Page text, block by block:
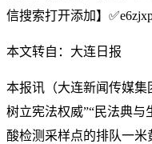
信搜索打开添加】
本文转自：大连日报
本报讯（大连新闻传媒集
树立宪法权威”“民法典
酸检测采样点的排队一米